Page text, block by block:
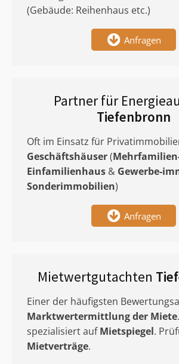
(Gebäude: Reihenhaus etc.)
Anfragen
Partner für
Tiefenbronn
Oft im Einsatz für
Geschäftshäuser(
Einfamilienhaus & Gewerbe-
Sonderimmobilien)
Anfragen
Mietwertgutachten
Einer der häufigsten
Marktwertermittlungder Miete
spezialisiert aufMietspiegel.
Mietverträge.